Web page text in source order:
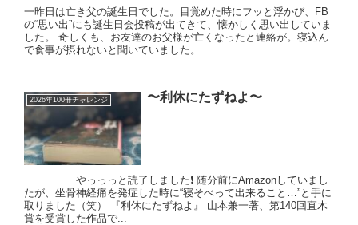
一昨日は亡き父の誕生日でした。目覚めた時にフッと浮かび、FB
の“思い出”にも誕生日会投稿が出てきて、懐かしく思い出していま
した。 奇しくも、お友達のお父様が亡くなったと連絡が。寝込ん
で食事が摂れないと聞いていました。...
2026年100冊チャレンジ 〜利休にたずねよ〜
やっっっと読了しました❗️ 随分前にAmazonしていまし
たが、坐骨神経痛を発症した時に“寝そべって出来ること…”と手に
取りました（笑） 『利休にたずねよ』 山本兼一著、第140回直木
賞を受賞した作品で...